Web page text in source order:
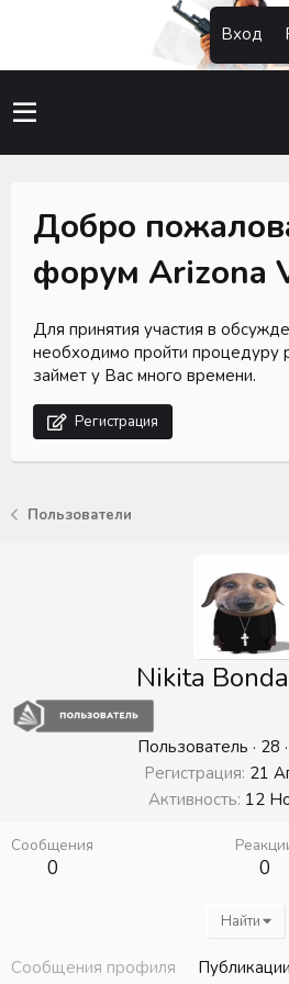
Вход
Добро
форум Arizona
Для принятия участия в
необходимо пройти процедуру
займет у Вас много времени.
Регистрация
Пользователи
Nikita
Пользователь · 28 ·
Регистрация 21
Активность 12
Сообщения
0 0
Найти
Сообщения профиля Публикации